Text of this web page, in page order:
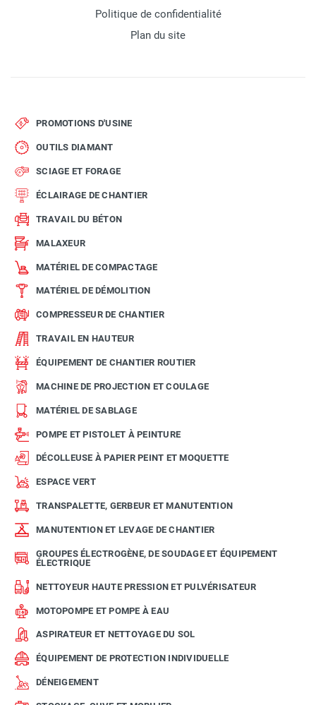
Politique de confidentialité
Plan du site
PROMOTIONS D'USINE
OUTILS DIAMANT
SCIAGE ET FORAGE
ÉCLAIRAGE DE CHANTIER
TRAVAIL DU BÉTON
MALAXEUR
MATÉRIEL DE COMPACTAGE
MATÉRIEL DE DÉMOLITION
COMPRESSEUR DE CHANTIER
TRAVAIL EN HAUTEUR
ÉQUIPEMENT DE CHANTIER ROUTIER
MACHINE DE PROJECTION ET COULAGE
MATÉRIEL DE SABLAGE
POMPE ET PISTOLET À PEINTURE
DÉCOLLEUSE À PAPIER PEINT ET MOQUETTE
ESPACE VERT
TRANSPALETTE, GERBEUR ET MANUTENTION
MANUTENTION ET LEVAGE DE CHANTIER
GROUPES ÉLECTROGÈNE, DE SOUDAGE ET ÉQUIPEMENT
ÉLECTRIQUE
NETTOYEUR HAUTE PRESSION ET PULVÉRISATEUR
MOTOPOMPE ET POMPE À EAU
ASPIRATEUR ET NETTOYAGE DU SOL
ÉQUIPEMENT DE PROTECTION INDIVIDUELLE
DÉNEIGEMENT